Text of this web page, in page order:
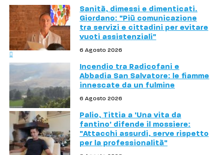
Sanità, dimessi e dimenticati.
Giordano: "Più comunicazione
tra servizi e cittadini per evitare
vuoti assistenziali"
6 Agosto 2026
Incendio tra Radicofani e
Abbadia San Salvatore: le fiamme
innescate da un fulmine
6 Agosto 2026
Palio, Tittia a 'Una vita da
fantino' difende il mossiere:
"Attacchi assurdi, serve rispetto
per la professionalità"